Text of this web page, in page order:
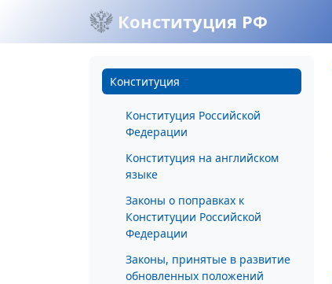
Конституция РФ
Конституция
Конституция Российской
Федерации
Конституция на английском
языке
Законы о поправках к
Конституции Российской
Федерации
Законы, принятые в развитие
обновленных положений